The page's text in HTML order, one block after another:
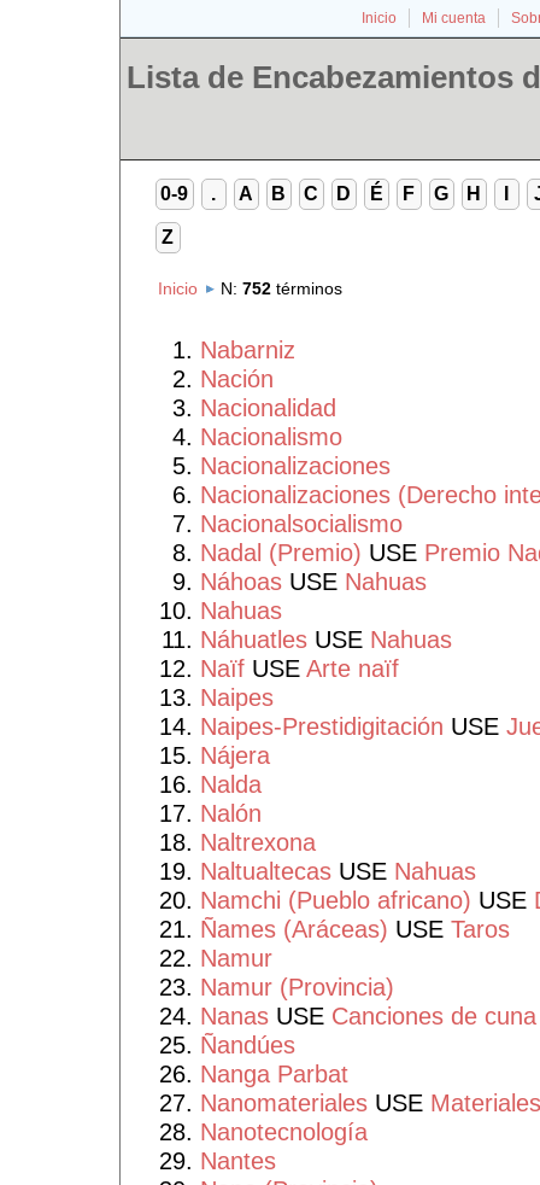
Inicio Mi cuenta
Lista de Encabezamientos
0-9 . A B C D É F G H
Z
Inicio N: 752 términos
Nabarniz
Nación
Nacionalidad
Nacionalismo
Nacionalizaciones
Nacionalizaciones (Derecho
Nacionalsocialismo
Nadal (Premio) USE Premio
NáhoasUSE Nahuas
Nahuas
NáhuatlesUSE Nahuas
NaïfUSE Arte naïf
Naipes
Naipes-Prestidigitación USE
Nájera
Nalda
Nalón
Naltrexona
NaltualtecasUSE Nahuas
Namchi (Pueblo africano) USE
Ñames (Aráceas) USE Taros
Namur
Namur (Provincia)
NanasUSE Canciones de cuna
Ñandúes
Nanga Parbat
NanomaterialesUSE
Nanotecnología
Nantes